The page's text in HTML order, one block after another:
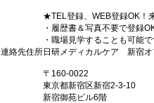
★TEL登録、WEB登録OK！
・履歴書＆写真不要で登録
・職場見学することも可能
連絡先住所日研メディカルケア 新宿オ
〒160-0022
東京都新宿区新宿2-3-10
新宿御苑ビル6階